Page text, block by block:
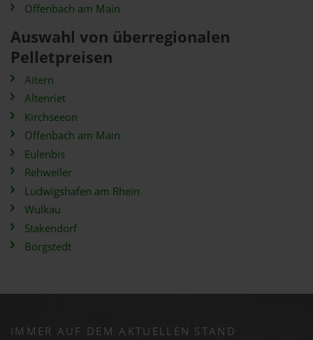
Offenbach am Main
Auswahl von überregionalen
Pelletpreisen
Aitern
Altenriet
Kirchseeon
Offenbach am Main
Eulenbis
Rehweiler
Ludwigshafen am Rhein
Wulkau
Stakendorf
Borgstedt
IMMER AUF DEM AKTUELLEN STAND